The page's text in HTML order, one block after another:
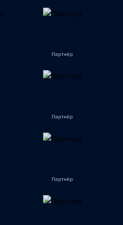
Партнёр
Партнёр
Партнёр